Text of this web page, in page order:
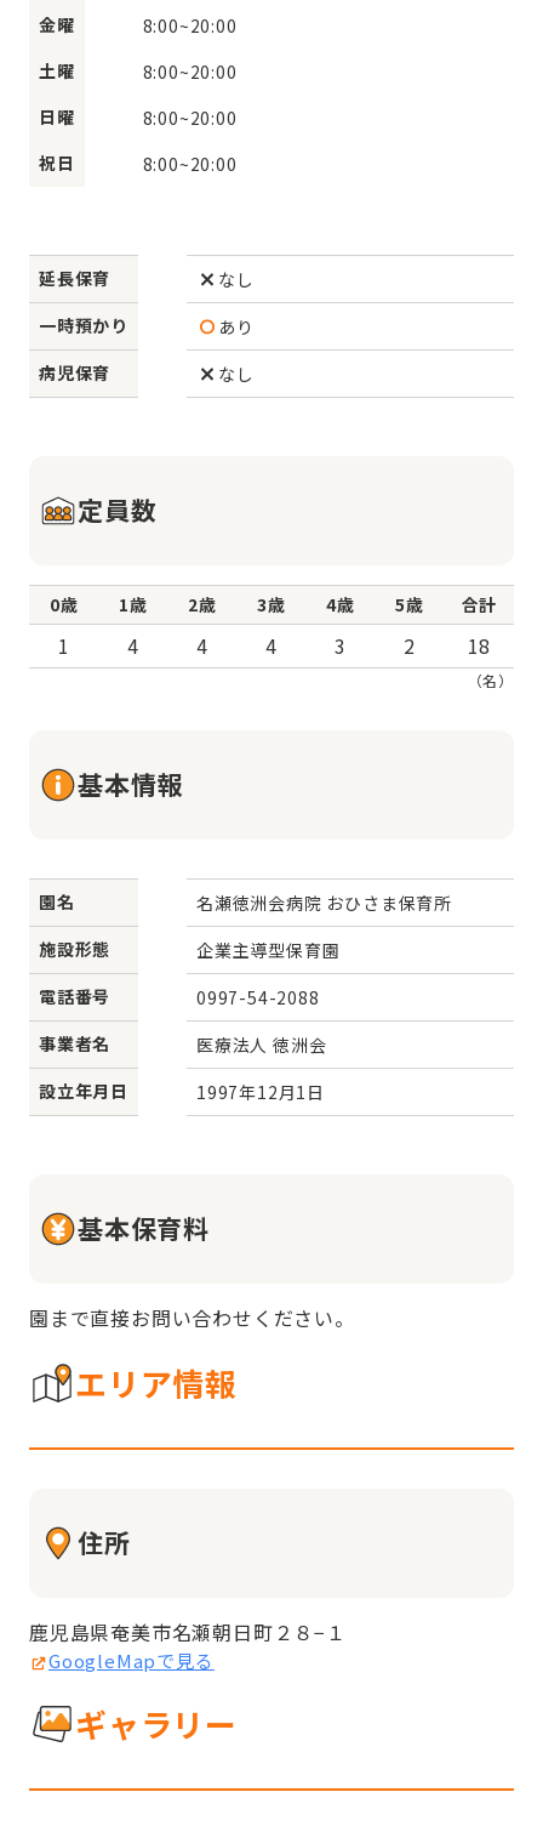
金曜
8:00~20:00
土曜
8:00~20:00
日曜
8:00~20:00
祝日
8:00~20:00
延長保育
なし
一時預かり
あり
病児保育
なし
定員数
0歳 1歳 2歳 3歳 4歳 5歳 合計
1 4 4 4 3 2 18
（名）
基本情報
園名
名瀬徳洲会病院 おひさま保育所
施設形態
企業主導型保育園
電話番号
0997-54-2088
事業者名
医療法人 徳洲会
設立年月日
1997年12月1日
基本保育料
園まで直接お問い合わせください。
エリア情報
住所
鹿児島県奄美市名瀬朝日町２８−１
GoogleMapで見る
ギャラリー